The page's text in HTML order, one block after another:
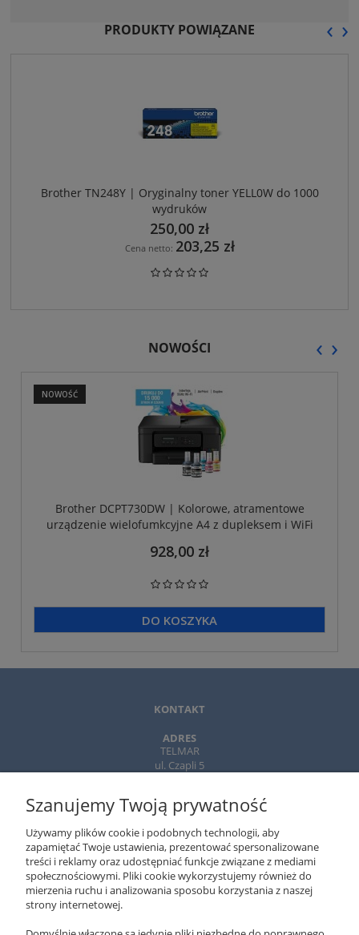
PRODUKTY POWIĄZANE
Brother TN248Y | Oryginalny toner YELL0W do 1000
wydruków
250,00 zł
Cena netto: 203,25 zł
‹ ›
NOWOŚCI
Brother DCPT730DW | Kolorowe, atramentowe
urządzenie wielofumkcyjne A4 z dupleksem i WiFi
928,00 zł
DO KOSZYKA
NOWOŚĆ
‹ ›
KONTAKT
ADRES
TELMAR
ul. Czapli 5
TELEFON
22-643 89 89
EMAIL
xeromania@xeromania.pl
Szanujemy Twoją prywatność
Używamy plików cookie i podobnych technologii, aby
zapamiętać Twoje ustawienia, prezentować spersonalizowane
treści i reklamy oraz udostępniać funkcje związane z mediami
społecznościowymi. Pliki cookie wykorzystujemy również do
mierzenia ruchu i analizowania sposobu korzystania z naszej
strony internetowej.